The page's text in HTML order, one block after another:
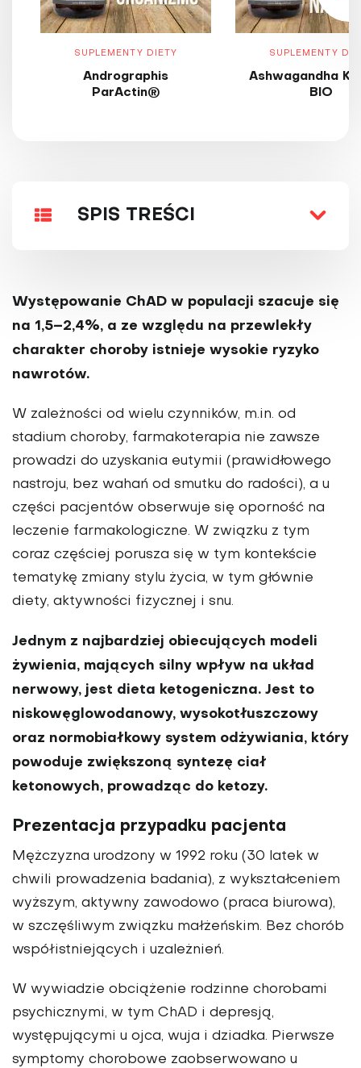
SUPLEMENTY DIETY
Andrographis
ParActin®
SUPLEMENTY
Ashwagandha
BIO
SPIS TREŚCI
Występowanie ChAD w populacji szacuje się
na 1,5–2,4%, a ze względu na przewlekły
charakter choroby istnieje wysokie ryzyko
nawrotów.
W zależności od wielu czynników, m.in. od
stadium choroby, farmakoterapia nie zawsze
prowadzi do uzyskania eutymii (prawidłowego
nastroju, bez wahań od smutku do radości), a u
części pacjentów obserwuje się oporność na
leczenie farmakologiczne. W związku z tym
coraz częściej porusza się w tym kontekście
tematykę zmiany stylu życia, w tym głównie
diety, aktywności fizycznej i snu.
Jednym z najbardziej obiecujących modeli
żywienia, mających silny wpływ na układ
nerwowy, jest dieta ketogeniczna. Jest to
niskowęglowodanowy, wysokotłuszczowy
oraz normobiałkowy system odżywiania, który
powoduje zwiększoną syntezę ciał
ketonowych, prowadząc do ketozy.
Prezentacja przypadku pacjenta
Mężczyzna urodzony w 1992 roku (30 latek w
chwili pro­wadzenia badania), z wykształceniem
wyższym, aktywny zawodowo (praca biurowa),
w szczęśliwym związku małżeńskim. Bez chorób
współistniejących i uzależnień.
W wywiadzie obciążenie rodzinne chorobami
psychicz­nymi, w tym ChAD i depresją,
występującymi u ojca, wuja i dziadka. Pierwsze
symptomy chorobowe zaobserwowano u